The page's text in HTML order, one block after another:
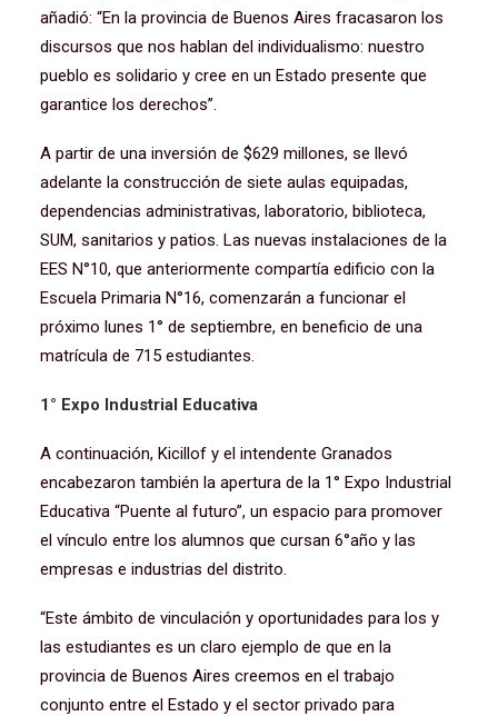
añadió: “En la provincia de Buenos Aires fracasaron los
discursos que nos hablan del individualismo: nuestro
pueblo es solidario y cree en un Estado presente que
garantice los derechos”.
A partir de una inversión de $629 millones, se llevó
adelante la construcción de siete aulas equipadas,
dependencias administrativas, laboratorio, biblioteca,
SUM, sanitarios y patios. Las nuevas instalaciones de la
EES N°10, que anteriormente compartía edificio con la
Escuela Primaria N°16, comenzarán a funcionar el
próximo lunes 1° de septiembre, en beneficio de una
matrícula de 715 estudiantes.
1° Expo Industrial Educativa
A continuación, Kicillof y el intendente Granados
encabezaron también la apertura de la 1° Expo Industrial
Educativa “Puente al futuro”, un espacio para promover
el vínculo entre los alumnos que cursan 6°año y las
empresas e industrias del distrito.
“Este ámbito de vinculación y oportunidades para los y
las estudiantes es un claro ejemplo de que en la
provincia de Buenos Aires creemos en el trabajo
conjunto entre el Estado y el sector privado para